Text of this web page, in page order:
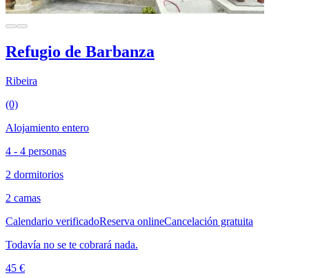
Refugio de Barbanza
Ribeira
(0)
Alojamiento entero
4 - 4 personas
2 dormitorios
2 camas
Calendario verificadoReserva onlineCancelación gratuita
Todavía no se te cobrará nada.
45 €